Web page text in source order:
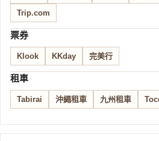
Trip.com
票券
Klook KKday 完美行
租車
Tabirai 沖繩租車 九州租車